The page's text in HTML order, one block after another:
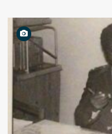
DESACTIVADA
LAVRA
DE
CANNABIS
SATIVA
E
PROPRIETÁRIA
UÍGE